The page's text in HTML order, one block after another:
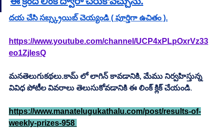
ఈ క్రింది లింక్ ద్వారా చేరుకోవచ్చును.
దయ చేసి సబ్స్క్రయిబ్ చెయ్యండి ( పూర్తిగా ఉచితం ).
https://www.youtube.com/channel/UCP4xPLpOxrVz33
eo1ZjlesQ
మనతెలుగుకథలు.కామ్ లో లాగిన్ కావడానికి, మేము నిర్వహిస్తున్న
వివిధ పోటీల వివరాలు తెలుసుకోవడానికి ఈ లింక్ క్లిక్ చేయండి.
https://www.manatelugukathalu.com/post/results-of-
weekly-prizes-958